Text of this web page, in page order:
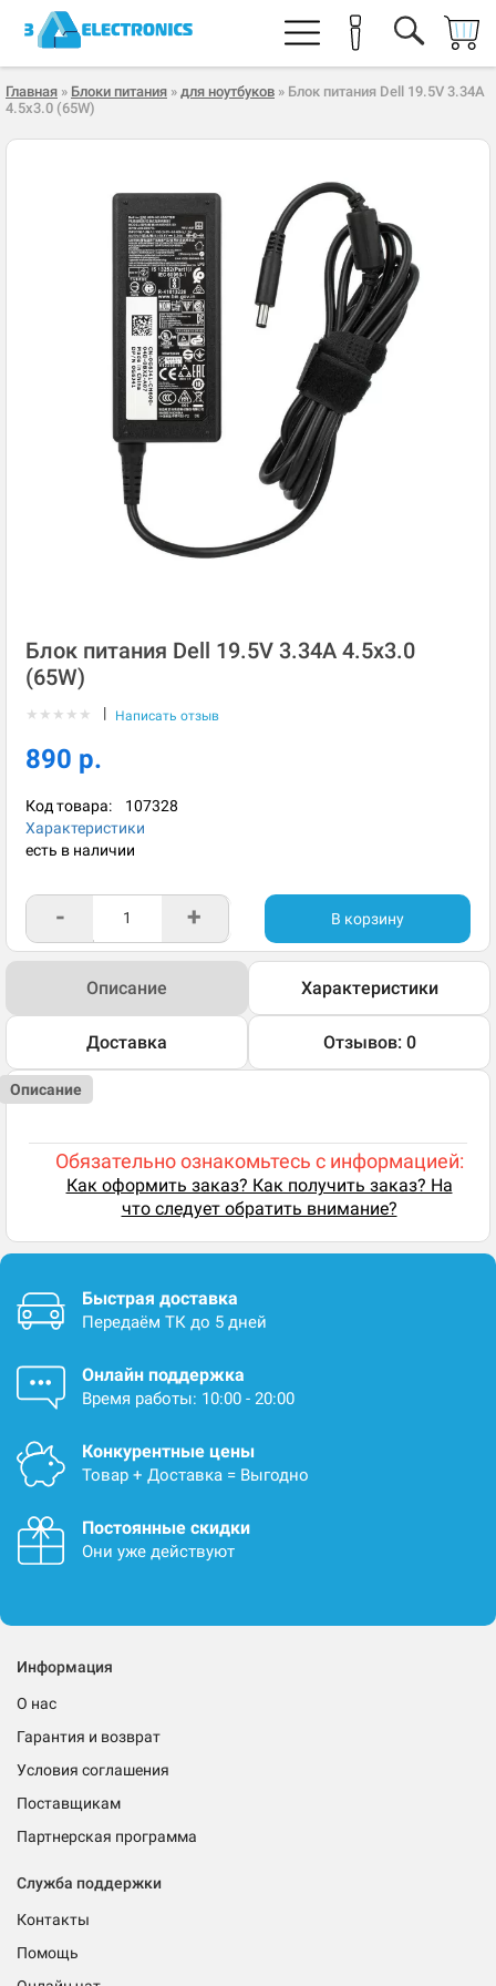
Главная » Блоки питания » для ноутбуков » Блок питания Dell 19.5V 3.34A
4.5x3.0 (65W)
Блок питания Dell 19.5V 3.34A 4.5x3.0
(65W)
★ ★ ★ ★ ★ | Написать отзыв
890 р.
Код товара: 107328
Характеристики
есть в наличии
- + В корзину
Описание Характеристики
Доставка Отзывов: 0
Описание
Обязательно ознакомьтесь с информацией:
Как оформить заказ? Как получить заказ? На
что следует обратить внимание?
Быстрая доставка
Передаём ТК до 5 дней
Онлайн поддержка
Время работы: 10:00 - 20:00
Конкурентные цены
Товар + Доставка = Выгодно
Постоянные скидки
Они уже действуют
Информация
О нас
Гарантия и возврат
Условия соглашения
Поставщикам
Партнерская программа
Служба поддержки
Контакты
Помощь